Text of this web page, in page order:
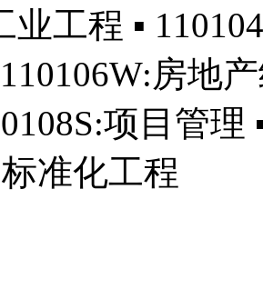
业工程 ▪
房地
项目管理
准化工程